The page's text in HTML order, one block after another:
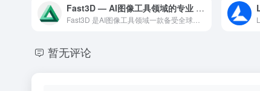
Fast3D — AI图像工具领域的专业 AI 工具
暂无评论